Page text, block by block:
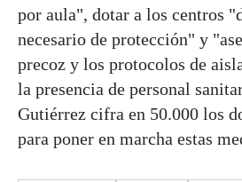
por aula", dotar a los centros
necesario de protección" y
precoz y los protocolos de
la presencia de personal
Gutiérrez cifra en 50.000 los
para poner en marcha estas